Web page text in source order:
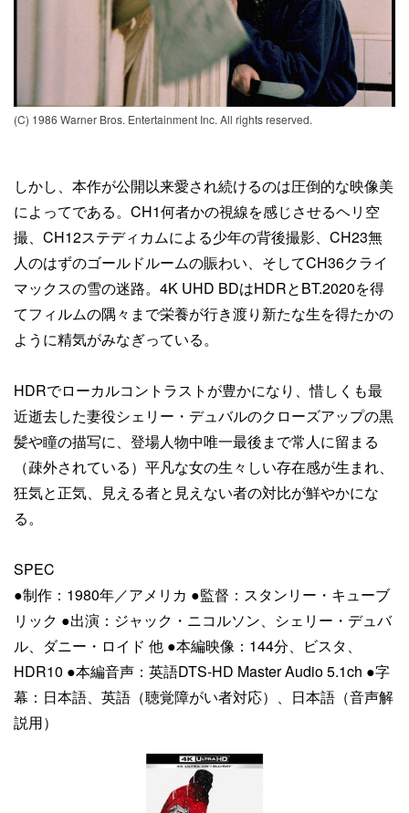
(C) 1986 Warner Bros. Entertainment Inc. All rights reserved.
しかし、本作が公開以来愛され続けるのは圧倒的な映像美
によってである。CH1何者かの視線を感じさせるヘリ空
撮、CH12ステディカムによる少年の背後撮影、CH23無
人のはずのゴールドルームの賑わい、そしてCH36クライ
マックスの雪の迷路。4K UHD BDはHDRとBT.2020を得
てフィルムの隅々まで栄養が行き渡り新たな生を得たかの
ように精気がみなぎっている。
HDRでローカルコントラストが豊かになり、惜しくも最
近逝去した妻役シェリー・デュバルのクローズアップの黒
髪や瞳の描写に、登場人物中唯一最後まで常人に留まる
（疎外されている）平凡な女の生々しい存在感が生まれ、
狂気と正気、見える者と見えない者の対比が鮮やかにな
る。
SPEC
●制作：1980年／アメリカ ●監督：スタンリー・キューブ
リック ●出演：ジャック・ニコルソン、シェリー・デュバ
ル、ダニー・ロイド 他 ●本編映像：144分、ビスタ、
HDR10 ●本編音声：英語DTS-HD Master Audio 5.1ch ●字
幕：日本語、英語（聴覚障がい者対応）、日本語（音声解
説用）